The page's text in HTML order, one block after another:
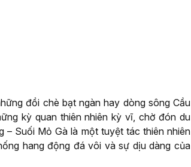
đồi chè bạt ngàn hay dòng sông Cầu
kỳ quan thiên nhiên kỳ vĩ, chờ đón du
– Suối Mỏ Gà là một tuyệt tác thiên nhiên
hang động đá vôi và sự dịu dàng của